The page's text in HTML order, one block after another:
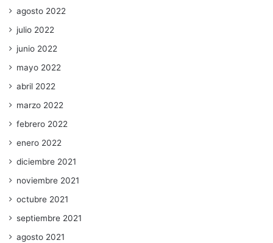
agosto 2022
julio 2022
junio 2022
mayo 2022
abril 2022
marzo 2022
febrero 2022
enero 2022
diciembre 2021
noviembre 2021
octubre 2021
septiembre 2021
agosto 2021